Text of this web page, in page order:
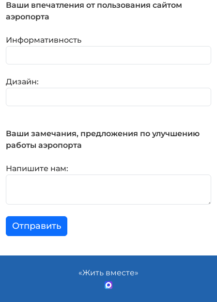
Ваши впечатления от пользования сайтом
аэропорта
Информативность
Дизайн:
Ваши замечания, предложения по улучшению
работы аэропорта
Напишите нам:
Отправить
«Жить вместе»